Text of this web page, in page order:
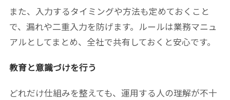
また、入力するタイミングや方法も定めておくこと
で、漏れや二重入力を防げます。ルールは業務マニュ
アルとしてまとめ、全社で共有しておくと安心です。
教育と意識づけを行う
どれだけ仕組みを整えても、運用する人の理解が不十